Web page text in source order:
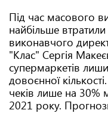
Під час масового
найбільше
виконавчого
"Клас" Сергія
супермаркетів
довоєнної
чеків лише на 30%
2021 року.